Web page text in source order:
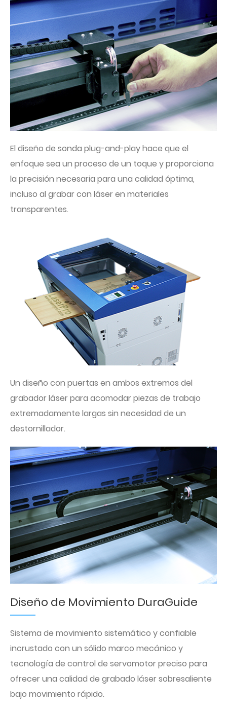
El diseño de sonda plug-and-play hace que el
enfoque sea un proceso de un toque y proporciona
la precisión necesaria para una calidad óptima,
incluso al grabar con láser en materiales
transparentes.
Un diseño con puertas en ambos extremos del
grabador láser para acomodar piezas de trabajo
extremadamente largas sin necesidad de un
destornillador.
Diseño de Movimiento DuraGuide
Sistema de movimiento sistemático y confiable
incrustado con un sólido marco mecánico y
tecnología de control de servomotor preciso para
ofrecer una calidad de grabado láser sobresaliente
bajo movimiento rápido.